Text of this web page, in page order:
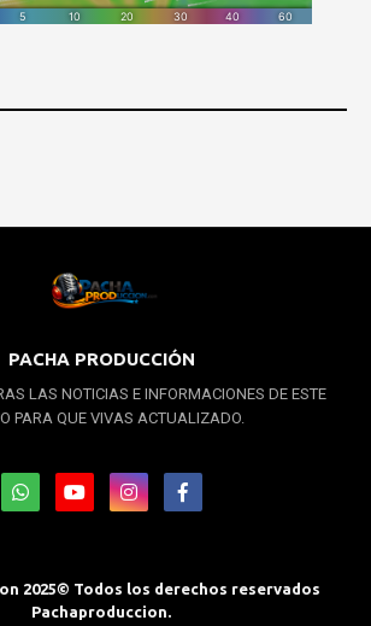
PACHA PRODUCCIÓN
LAS NOTICIAS E INFORMACIONES DE ESTE
PARA QUE VIVAS ACTUALIZADO.
2025© Todos los derechos reservados
Pachaproduccion.